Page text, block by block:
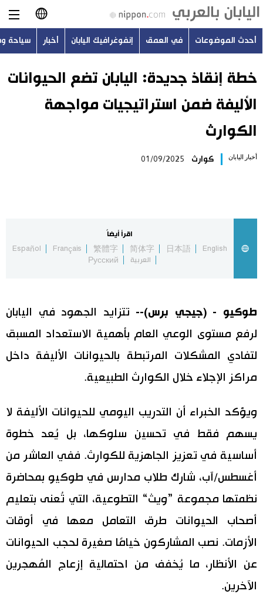
日本語
English
简体字
أحدث الموضوعات
سياحة وسفر
اليابان في فيديو
مانغا وأنيمي
الأقسام
صور
تجارب وآراء
سياسة
اقتصاد
مجتمع
الأكثر تفاعلا
اللغة اليابانية
موسوعة اليابان
هو وهي
المطبخ الياباني
تواصل معنا
أحدث الموضوعات في العمق إنفوغرافيك اليابان أخبار سياحة
خطة إنقاذ جديدة: اليابان تضع الحيوانات
الأليفة ضمن استراتيجيات مواجهة
الكوارث
أخبار اليابان كوارث 01/09/2025
اقرأ أيضاً
English
日本語
简体字
繁體字
Français
Español
العربية
Русский
طوكيو - (جيجي برس)-- تتزايد الجهود في اليابان
لرفع مستوى الوعي العام بأهمية الاستعداد المسبق
لتفادي المشكلات المرتبطة بالحيوانات الأليفة داخل
مراكز الإجلاء خلال الكوارث الطبيعية.
ويؤكد الخبراء أن التدريب اليومي للحيوانات الأليفة لا
يسهم فقط في تحسين سلوكها، بل يُعد خطوة
أساسية في تعزيز الجاهزية للكوارث. ففي العاشر من
أغسطس/آب، شارك طلاب مدارس في طوكيو بمحاضرة
نظمتها مجموعة ”ويث“ التطوعية، التي تُعنى بتعليم
أصحاب الحيوانات طرق التعامل معها في أوقات
الأزمات. نصب المشاركون خيامًا صغيرة لحجب الحيوانات
عن الأنظار، ما يُخفف من احتمالية إزعاج المُهجرين
الآخرين.